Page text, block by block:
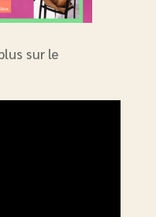
sur le